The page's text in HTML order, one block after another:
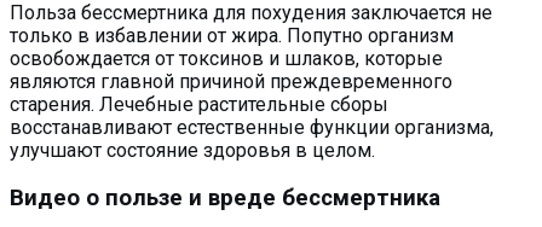
Польза бессмертника для похудения заключается не
только в избавлении от жира. Попутно организм
освобождается от токсинов и шлаков, которые
являются главной причиной преждевременного
старения. Лечебные растительные сборы
восстанавливают естественные функции организма,
улучшают состояние здоровья в целом.
Видео о пользе и вреде бессмертника